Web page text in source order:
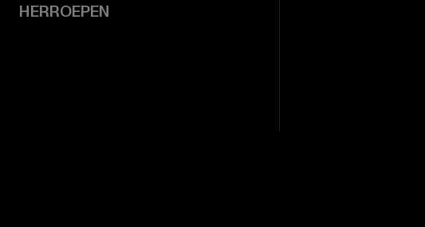
HERROEPEN